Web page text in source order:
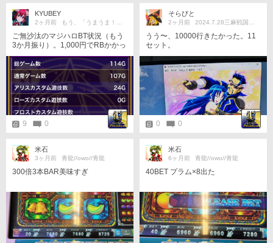
KYUBEY
2ヶ月前 もう、「うまうま！」にゃ！！
ご無沙汰のマジハロBT状況（もう
3か月振り）。1,000円でRBかかっ
たもののあとは、、、
9 0
そらびと
2ヶ月前 2024.7.28三麻戦国士無双
うう〜、10000行きたかった。11
セット。
0 0
米石
3ヶ月前 青龍//owo//青龍
300倍3本BAR美味すぎ
米石
6ヶ月前 青龍//owo//青龍
40BET プラム×8出た